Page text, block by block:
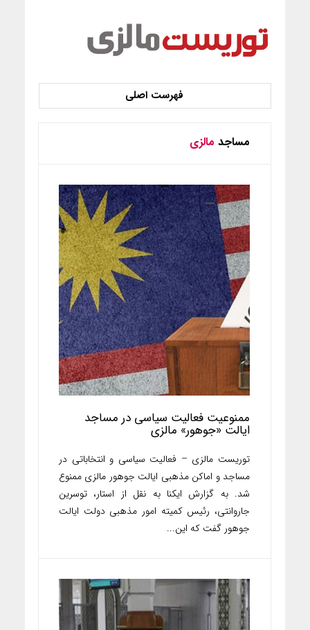
مساجد مالزی
ممنوعیت فعالیت سیاسی در مساجد
ایالت «جوهور» مالزی
توریست مالزی – فعالیت سیاسی و انتخاباتی در
مساجد و اماکن مذهبی ایالت جوهور مالزی ممنوع
شد. به گزارش ایکنا به نقل از استار، توسرین
جاروانتی، رئیس کمیته امور مذهبی دولت ایالت
جوهور گفت که این...